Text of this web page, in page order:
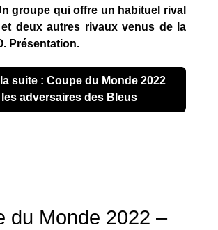
groupe qui offre un habituel rival
deux autres rivaux venus de la
Présentation.
suite : Coupe du Monde 2022
les adversaires des Bleus
du Monde 2022 –